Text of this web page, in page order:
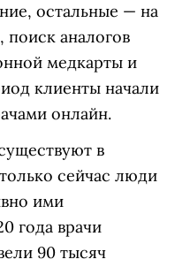
остальные — на
аналогов
медкарты и
клиенты начали
онлайн.
в
сейчас люди
ими
года врачи
90 тысяч